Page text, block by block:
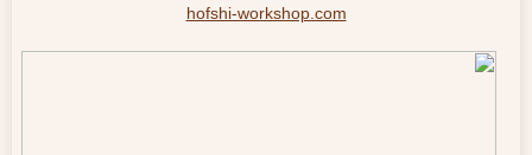
hofshi-workshop.com